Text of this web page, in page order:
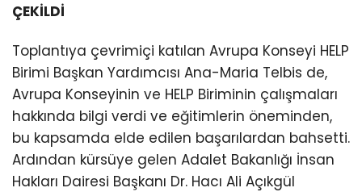
ÇEKİLDİ
Toplantıya çevrimiçi katılan Avrupa Konseyi HELP
Birimi Başkan Yardımcısı Ana-Maria Telbis de,
Avrupa Konseyinin ve HELP Biriminin çalışmaları
hakkında bilgi verdi ve eğitimlerin öneminden,
bu kapsamda elde edilen başarılardan bahsetti.
Ardından kürsüye gelen Adalet Bakanlığı İnsan
Hakları Dairesi Başkanı Dr. Hacı Ali Açıkgül